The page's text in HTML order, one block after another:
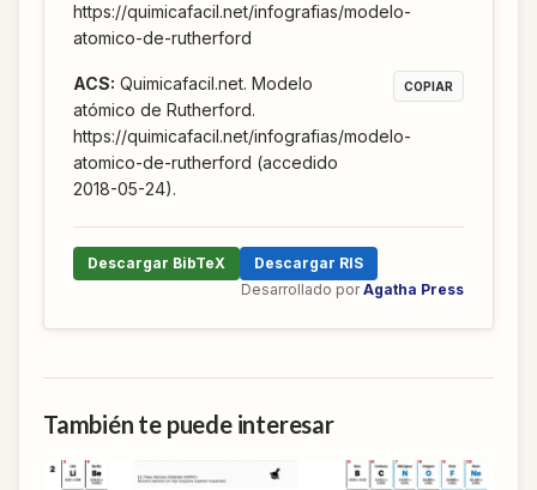
https://quimicafacil.net/infografias/modelo-
atomico-de-rutherford
ACS: Quimicafacil.net. Modelo
atómico de Rutherford.
https://quimicafacil.net/infografias/modelo-
atomico-de-rutherford (accedido
2018-05-24).
COPIAR
Descargar BibTeX
Descargar RIS
Desarrollado por Agatha Press
También te puede interesar